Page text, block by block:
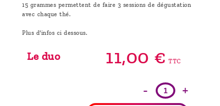
15 grammes permettent de faire 3 sessions de dégustation
avec chaque thé.
Plus d'infos ci dessous.
Le duo 11,00 € TTC
- +